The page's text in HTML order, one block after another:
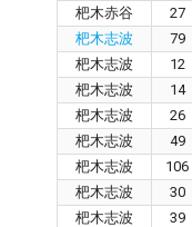
杷木赤谷
27
杷木志波
79
杷木志波
12
杷木志波
14
杷木志波
26
杷木志波
49
杷木志波
106
杷木志波
30
杷木志波
39